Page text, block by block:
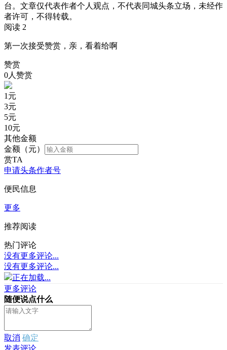
台。文章仅代表作者个人观点，不代表同城头条立场，未经作
者许可，不得转载。
阅读 2
第一次接受赞赏，亲，看着给啊
赞赏
0人赞赏
1 元
3元
5元
10元
其他金额
金额（元）
赏TA
申请头条作者号
便民信息
更多
推荐阅读
热门评论
没有更多评论...
没有更多评论...
正在加载...
更多评论
随便说点什么
取消 确定
发表评论